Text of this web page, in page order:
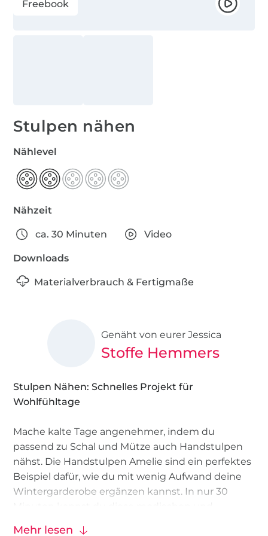
Freebook
Stulpen nähen
Nählevel
Nähzeit
ca. 30 Minuten Video
Downloads
Materialverbrauch & Fertigmaße
Genäht von eurer Jessica
Stoffe Hemmers
Stulpen Nähen: Schnelles Projekt für
Wohlfühltage
Mache kalte Tage angenehmer, indem du
passend zu Schal und Mütze auch Handstulpen
nähst. Die Handstulpen Amelie sind ein perfektes
Beispiel dafür, wie du mit wenig Aufwand deine
Wintergarderobe ergänzen kannst. In nur 30
Mehr lesen